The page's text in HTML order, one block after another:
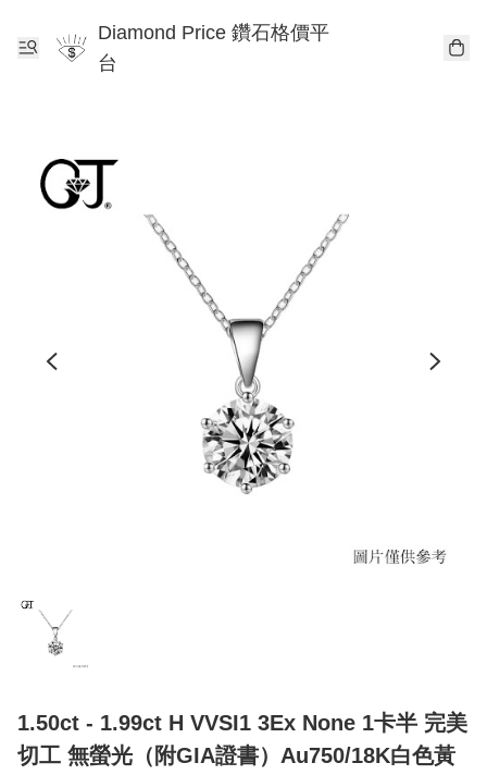
Diamond Price 鑽石格價平
台
1.50ct - 1.99ct H VVSI1 3Ex None 1卡半 完美
切工 無螢光（附GIA證書）Au750/18K白色黃